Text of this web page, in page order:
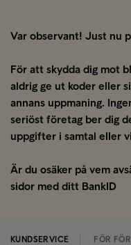
Var observant! Just nu
För att skydda dig mot
aldrig ge ut koder eller
annans uppmaning.
seriöst företag ber dig
uppgifter i samtal eller
Är du osäker på vem
sidor med ditt BankID
KUNDSERVICE FÖR